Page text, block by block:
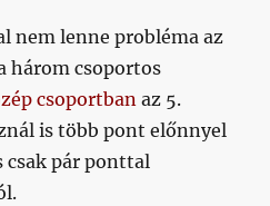
nem lenne probléma az
három csoportos
csoportban az 5.
is több pont előnnyel
csak pár ponttal